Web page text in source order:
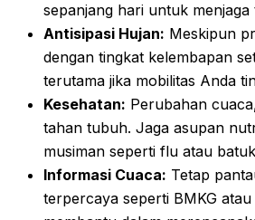
sepanjang hari untuk
Antisipasi Hujan: Meskipun
dengan tingkat kelembapan
terutama jika mobilitas Anda
Kesehatan: Perubahan
tahan tubuh. Jaga asupan
musiman seperti flu atau
Informasi Cuaca: Tetap
terpercaya seperti BMKG